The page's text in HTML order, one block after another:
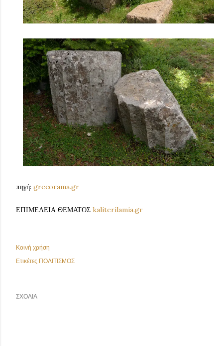
πηγή: grecorama.gr
ΕΠΙΜΕΛΕΙΑ ΘΕΜΑΤΟΣ kaliterilamia.gr
Κοινή χρήση
Ετικέτες ΠΟΛΙΤΙΣΜΟΣ
ΣΧΌΛΙΑ